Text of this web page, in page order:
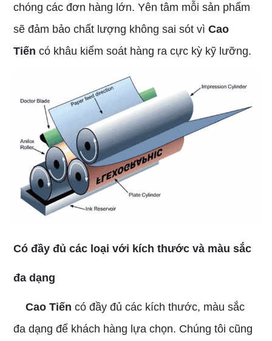
chóng các đơn hàng lớn. Yên tâm mỗi sản phẩm
sẽ đảm bảo chất lượng không sai sót vìCao
Tiến có khâu kiểm soát hàng ra cực kỳ kỹ lưỡng.
Có đầy đủ các loại với kích thước và màu sắc
đa dạng
Cao Tiến có đầy đủ các kích thước, màu sắc
đa dạng để khách hàng lựa chọn. Chúng tôi cũng